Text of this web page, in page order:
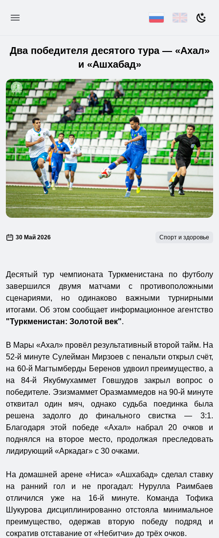
Два победителя десятого тура — «Ахал»
и «Ашхабад»
30 Май 2026 Спорт и здоровье
Десятый тур чемпионата Туркменистана по футболу
завершился двумя матчами с противоположными
сценариями, но одинаково важными турнирными
итогами. Об этом сообщает информационное агентство
"Туркменистан: Золотой век".
В Мары «Ахал» провёл результативный второй тайм. На
52-й минуте Сулейман Мирзоев с пенальти открыл счёт,
на 60-й Магтымберды Беренов удвоил преимущество, а
на 84-й Якубмухаммет Говшудов закрыл вопрос о
победителе. Эзизмаммет Оразмаммедов на 90-й минуте
отквитал один мяч, однако судьба поединка была
решена задолго до финального свистка — 3:1.
Благодаря этой победе «Ахал» набрал 20 очков и
поднялся на второе место, продолжая преследовать
лидирующий «Аркадаг» с 30 очками.
На домашней арене «Ниса» «Ашхабад» сделал ставку
на ранний гол и не прогадал: Нурулла Раимбаев
отличился уже на 16-й минуте. Команда Тофика
Шукурова дисциплинированно отстояла минимальное
преимущество, одержав вторую победу подряд и
сократив отставание от «Небитчи» до трёх очков.